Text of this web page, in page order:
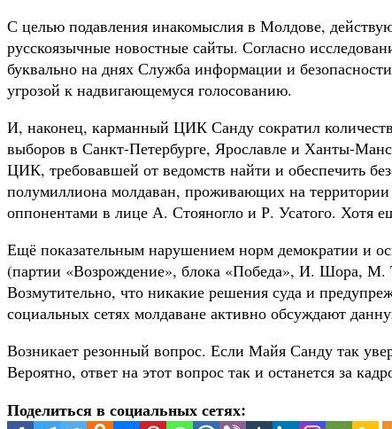
С целью подавления инакомыслия в Молдове,
русскоязычные новостные сайты. Согласно
буквально на днях Служба информации и
угрозой к надвигающемуся голосованию.
И, наконец, карманный ЦИК Санду сократил
выборов в Санкт-Петербурге, Ярославле и Ханты-
ЦИК, требовавшей от ведомств найти и обеспечить
полумиллиона молдаван, проживающих на
оппонентами в лице А. Стояногло и Р. Усатого. Хотя
Ещё показательным нарушением норм демократии и
(партии «Возрождение», блока «Победа», И. Шора,
Возмутительно, что никакие решения суда и
социальных сетях молдаване активно обсуждают
Возникает резонный вопрос. Если Майя Санду так
Вероятно, ответ на этот вопрос так и останется за
Поделиться в социальных сетях: